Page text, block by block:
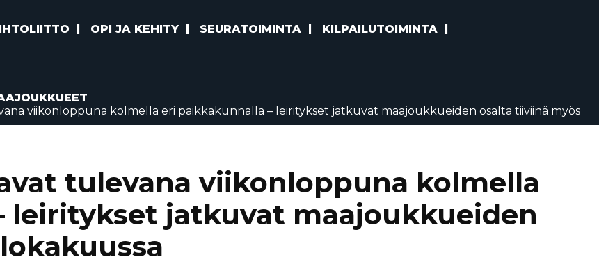
OPI JA KEHITY SEURATOIMINTA KILPAILUTOIMINTA
viikonloppuna kolmella eri paikkakunnalla – leiritykset jatkuvat maajoukkueiden osalta tiiviinä myös
tulevana viikonloppuna kolmella
leiritykset jatkuvat maajoukkueiden